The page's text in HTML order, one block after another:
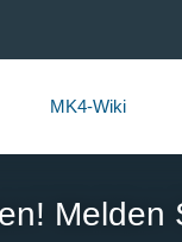
MK4-Wiki
Melden